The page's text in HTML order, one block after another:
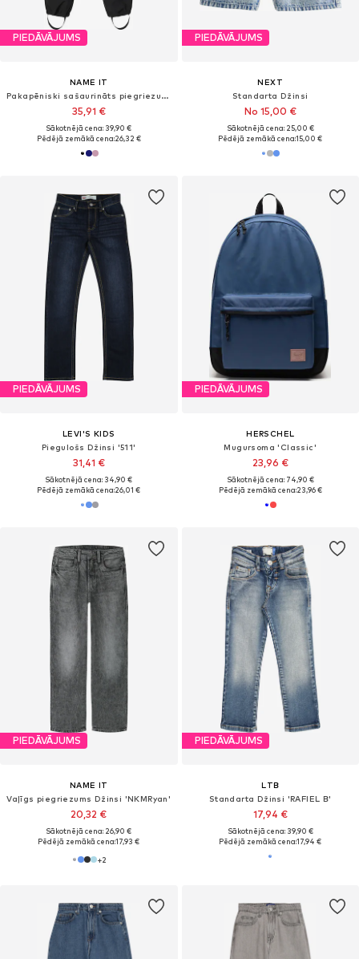
PIEDĀVĀJUMS
NAME IT
Pakapēniski sašaurināts piegriezums Funkcionālas bikses 'NKNAlfa'
35,91 €
Sākotnējā cena: 39,90 €
Pēdējā zemākā cena:26,32 €
PIEDĀVĀJUMS
NEXT
Standarta Džinsi
No 15,00 €
Sākotnējā cena: 25,00 €
Pēdējā zemākā cena:15,00 €
PIEDĀVĀJUMS
LEVI'S KIDS
Piegulošs Džinsi '511'
31,41 €
Sākotnējā cena: 34,90 €
Pēdējā zemākā cena:26,01 €
PIEDĀVĀJUMS
HERSCHEL
Mugursoma 'Classic'
23,96 €
Sākotnējā cena: 74,90 €
Pēdējā zemākā cena:23,96 €
PIEDĀVĀJUMS
NAME IT
Vaļīgs piegriezums Džinsi 'NKMRyan'
20,32 €
Sākotnējā cena: 26,90 €
Pēdējā zemākā cena:17,93 €
+2
PIEDĀVĀJUMS
LTB
Standarta Džinsi 'RAFIEL B'
17,94 €
Sākotnējā cena: 39,90 €
Pēdējā zemākā cena:17,94 €